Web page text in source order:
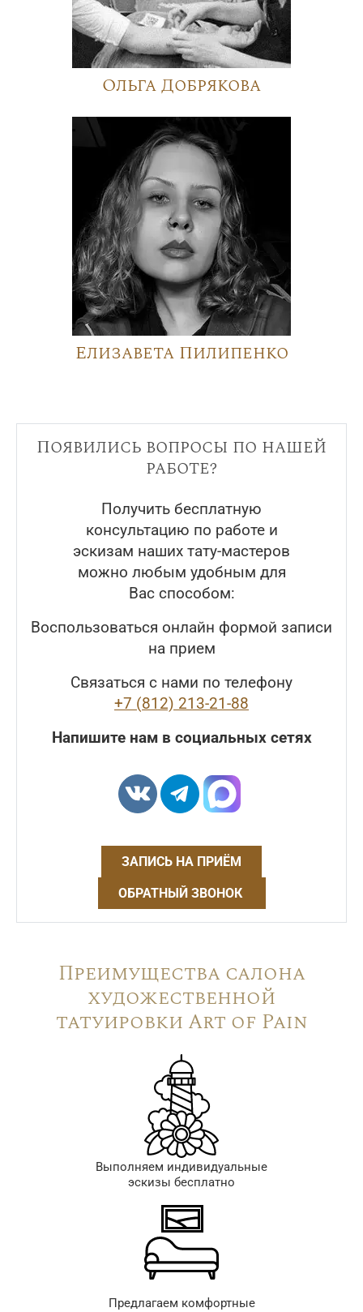
Ольга Добрякова
Елизавета Пилипенко
Появились вопросы по нашей
работе?
Получить бесплатную
консультацию по работе и
эскизам наших тату-мастеров
можно любым удобным для
Вас способом:
Воспользоваться онлайн формой записи
на прием
Связаться с нами по телефону
+7 (812) 213-21-88
Напишите нам в социальных сетях
ЗАПИСЬ НА ПРИЁМ
ОБРАТНЫЙ ЗВОНОК
Преимущества салона
художественной
татуировки Art of Pain
Выполняем индивидуальные
эскизы бесплатно
Предлагаем комфортные